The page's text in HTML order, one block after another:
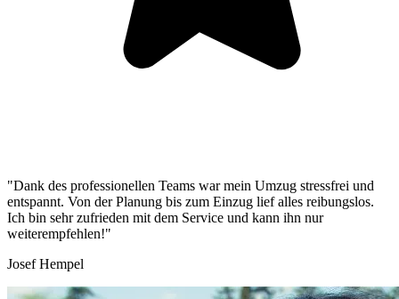
"Dank des professionellen Teams war mein Umzug stressfrei und
entspannt. Von der Planung bis zum Einzug lief alles reibungslos.
Ich bin sehr zufrieden mit dem Service und kann ihn nur
weiterempfehlen!"
Josef Hempel